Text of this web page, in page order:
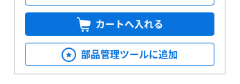
カートへ入れる
部品管理ツールに追加